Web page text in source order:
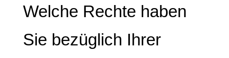
Welche Rechte haben
Sie bezüglich Ihrer